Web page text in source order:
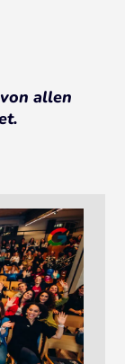
allen